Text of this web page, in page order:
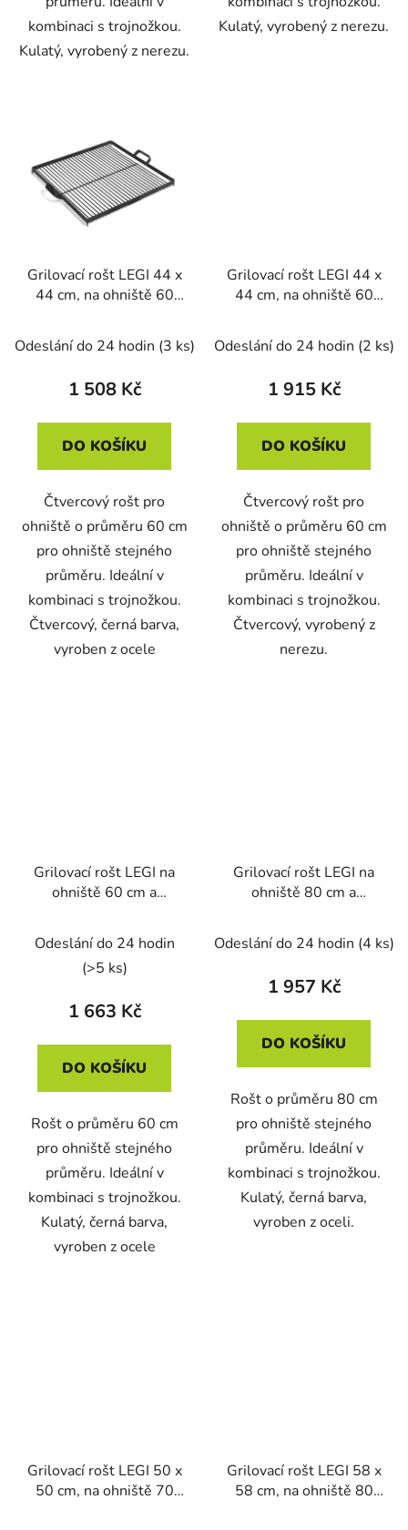
kombinaci s trojnožkou.
Kulatý, vyrobený z nerezu.
Kulatý, vyrobený z nerezu.
Grilovací rošt LEGI 44 x
44 cm, na ohniště 60
ocel
Odeslání do 24 hodin (3 ks)
1 508 Kč
DO KOŠÍKU
Čtvercový rošt pro
ohniště o průměru 60 cm
pro ohniště stejného
průměru. Ideální v
kombinaci s trojnožkou.
Čtvercový, černá barva,
vyroben z ocele
Grilovací rošt LEGI 44 x
44 cm, na ohniště 60
Odeslání do 24 hodin (2 ks)
1 915 Kč
DO KOŠÍKU
Čtvercový rošt pro
ohniště o průměru 60 cm
pro ohniště stejného
průměru. Ideální v
kombinaci s trojnožkou.
Čtvercový, vyrobený z
nerezu.
Grilovací rošt LEGI na
ohniště 60 cm a
ocel
Odeslání do 24 hodin
(>5 ks)
1 663 Kč
DO KOŠÍKU
Rošt o průměru 60 cm
pro ohniště stejného
průměru. Ideální v
kombinaci s trojnožkou.
Kulatý, černá barva,
vyroben z ocele
Grilovací rošt LEGI na
ohniště 80 cm a
ocel
Odeslání do 24 hodin (4 ks)
1 957 Kč
DO KOŠÍKU
Rošt o průměru 80 cm
pro ohniště stejného
průměru. Ideální v
kombinaci s trojnožkou.
Kulatý, černá barva,
vyroben z oceli.
Grilovací rošt LEGI 50 x
50 cm, na ohniště 70
Grilovací rošt LEGI 58 x
58 cm, na ohniště 80